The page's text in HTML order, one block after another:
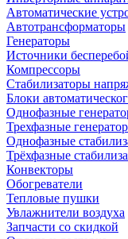
Автоматические
Автотрансформаторы
Генераторы
Источники
Компрессоры
Стабилизаторы
Блоки
Однофазные
Трехфазные
Однофазные
Трёхфазные
Конвекторы
Обогреватели
Тепловые пушки
Увлажнители воздуха
Запчасти со скидкой